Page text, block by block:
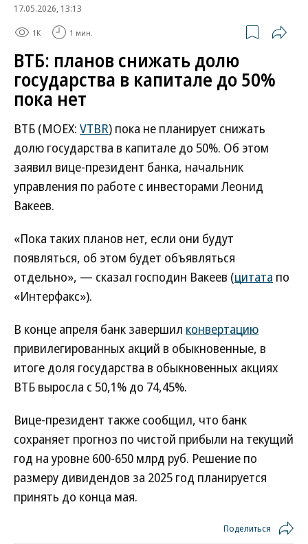
17.05.2026, 13:13
1K 1 мин.
ВТБ: планов снижать долю
государства в капитале до 50%
пока нет
ВТБ (MOEX: VTBR) пока не планирует снижать
долю государства в капитале до 50%. Об этом
заявил вице-президент банка, начальник
управления по работе с инвесторами Леонид
Вакеев.
«Пока таких планов нет, если они будут
появляться, об этом будет объявляться
отдельно», — сказал господин Вакеев (цитата по
«Интерфакс»).
В конце апреля банк завершил конвертацию
привилегированных акций в обыкновенные, в
итоге доля государства в обыкновенных акциях
ВТБ выросла с 50,1% до 74,45%.
Вице-президент также сообщил, что банк
сохраняет прогноз по чистой прибыли на текущий
год на уровне 600-650 млрд руб. Решение по
размеру дивидендов за 2025 год планируется
принять до конца мая.
Поделиться